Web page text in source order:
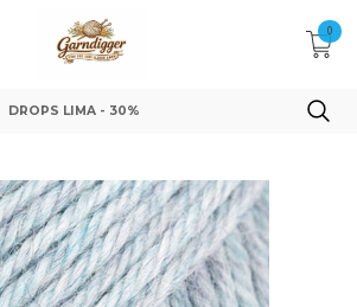
0
DROPS LIMA - 30%